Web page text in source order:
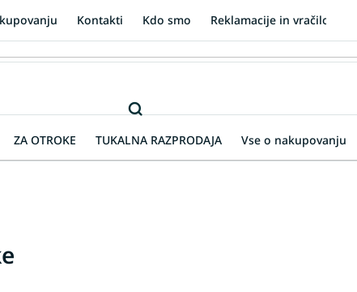
Kontakti Kdo smo Reklamacije in vračilo blaga
ZA OTROKE TUKALNA RAZPRODAJA Vse o nakupovanju